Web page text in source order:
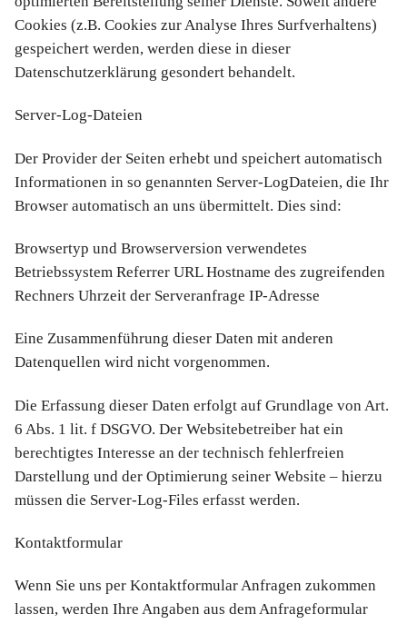
Cookies (z.B. Cookies zur Analyse Ihres Surfverhaltens)
gespeichert werden, werden diese in dieser
Datenschutzerklärung gesondert behandelt.
Server-Log-Dateien
Der Provider der Seiten erhebt und speichert automatisch
Informationen in so genannten Server-LogDateien, die Ihr
Browser automatisch an uns übermittelt. Dies sind:
Browsertyp und Browserversion verwendetes
Betriebssystem Referrer URL Hostname des zugreifenden
Rechners Uhrzeit der Serveranfrage IP-Adresse
Eine Zusammenführung dieser Daten mit anderen
Datenquellen wird nicht vorgenommen.
Die Erfassung dieser Daten erfolgt auf Grundlage von Art.
6 Abs. 1 lit. f DSGVO. Der Websitebetreiber hat ein
berechtigtes Interesse an der technisch fehlerfreien
Darstellung und der Optimierung seiner Website – hierzu
müssen die Server-Log-Files erfasst werden.
Kontaktformular
Wenn Sie uns per Kontaktformular Anfragen zukommen
lassen, werden Ihre Angaben aus dem Anfrageformular